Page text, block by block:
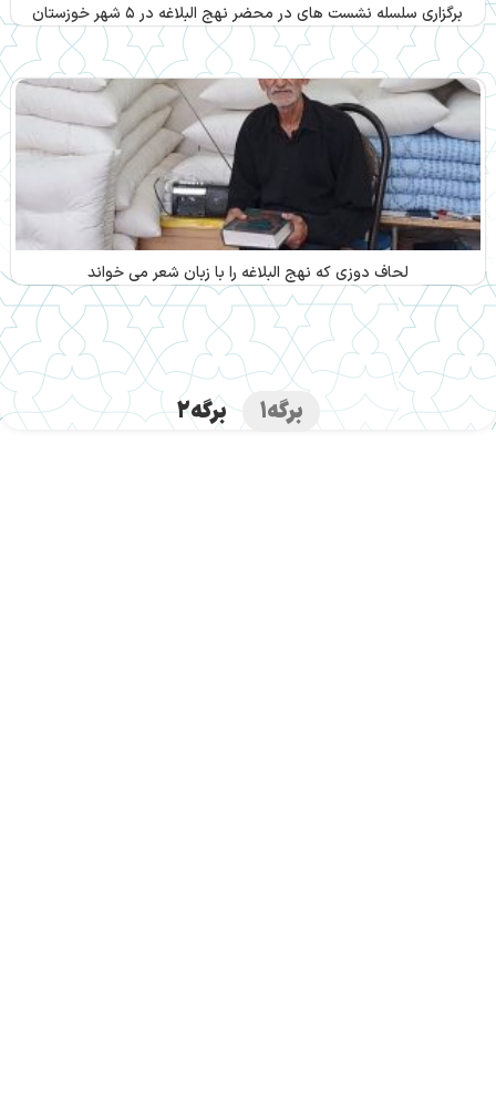
برگزاری سلسله نشست های در محضر نهج البلاغه در ۵ شهر خوزستان
لحاف دوزی که نهج البلاغه را با زبان شعر می خواند
برگه1 برگه2